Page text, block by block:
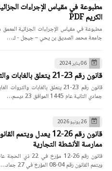
مطبوعة في مقياس الإجراءات
الكريم PDF
جامعة محمد الصديق بن يحي – جيجل - ك…
06 يناير 2024
قانون رقم 23-21 يتعلق بالغابات والثروات الغابية PDF
جمادي الثانية عام 1445 الموافق 23 ديسم…
26 يونيو 2026
ممارسة الأنشطة التجارية
ويتمم القانون رقم 04-08 المؤرخ في 27 جماد…